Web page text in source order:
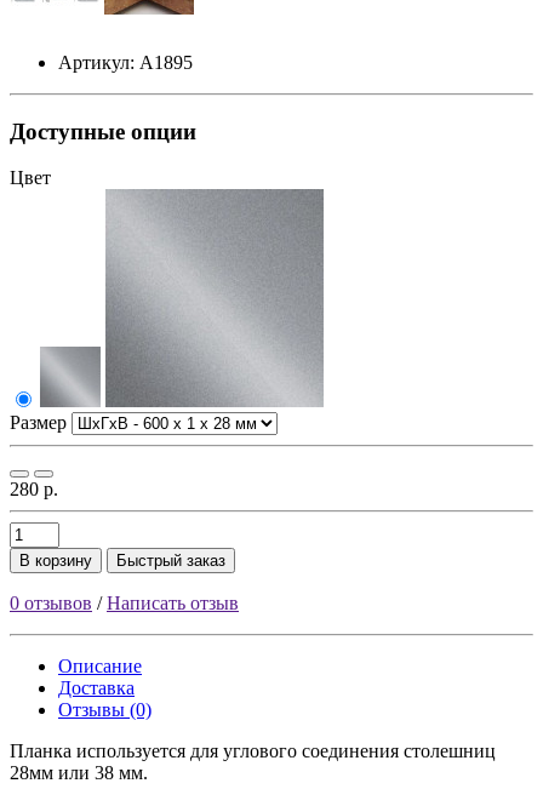
Артикул: А1895
Доступные опции
Цвет
Размер
280 р.
В корзину Быстрый заказ
0 отзывов /Написать отзыв
Описание
Доставка
Отзывы (0)
Планка используется для углового соединения столешниц
28мм или 38 мм.